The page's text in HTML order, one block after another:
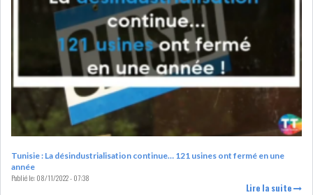
FINANCE
FISCALITE
Tunisie : La désindustrialisation continue… 121 usines ont fermé en une
année
Publié le:08/11/2022 - 07:38
Lire la suite